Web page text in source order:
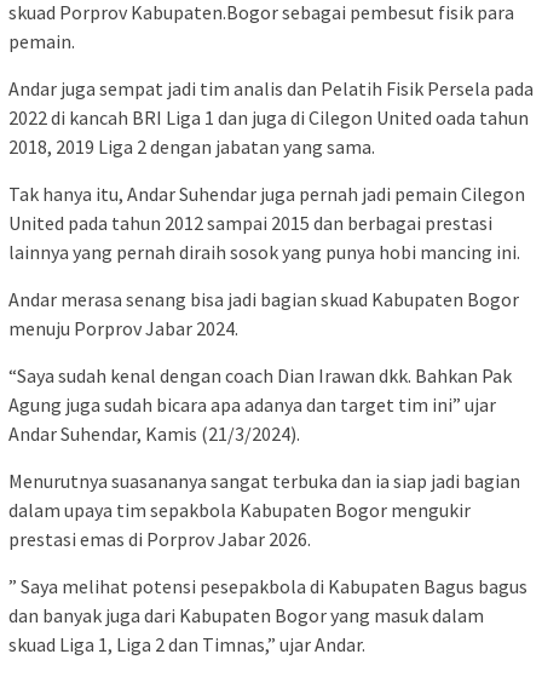
skuad Porprov Kabupaten.Bogor sebagai pembesut fisik para
pemain.
Andar juga sempat jadi tim analis dan Pelatih Fisik Persela pada
2022 di kancah BRI Liga 1 dan juga di Cilegon United oada tahun
2018, 2019 Liga 2 dengan jabatan yang sama.
Tak hanya itu, Andar Suhendar juga pernah jadi pemain Cilegon
United pada tahun 2012 sampai 2015 dan berbagai prestasi
lainnya yang pernah diraih sosok yang punya hobi mancing ini.
Andar merasa senang bisa jadi bagian skuad Kabupaten Bogor
menuju Porprov Jabar 2024.
“Saya sudah kenal dengan coach Dian Irawan dkk. Bahkan Pak
Agung juga sudah bicara apa adanya dan target tim ini” ujar
Andar Suhendar, Kamis (21/3/2024).
Menurutnya suasananya sangat terbuka dan ia siap jadi bagian
dalam upaya tim sepakbola Kabupaten Bogor mengukir
prestasi emas di Porprov Jabar 2026.
” Saya melihat potensi pesepakbola di Kabupaten Bagus bagus
dan banyak juga dari Kabupaten Bogor yang masuk dalam
skuad Liga 1, Liga 2 dan Timnas,” ujar Andar.